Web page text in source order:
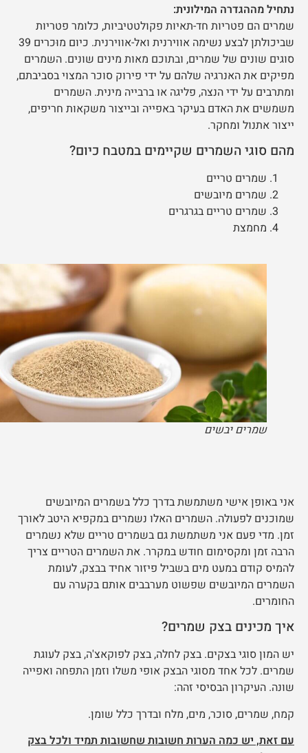
נתחיל מההגדרה המילונית:
שמרים הם פטריות חד-תאיות פקולטטיביות, כלומר פטריות
שביכולתן לבצע נשימה אווירנית ואל-אווירנית. כיום מוּכרים 39
סוגים שונים של שמרים, ובתוכם מאות מינים שונים. השמרים
מפיקים את האנרגיה שלהם על ידי פירוק סוכר המצוי בסביבתם,
ומתרבים על ידי הנצה, פליגה או ברבייה מינית. השמרים
משמשים את האדם בעיקר באפייה ובייצור משקאות חריפים,
ייצור אתנול ומחקר.
מהם סוגי השמרים שקיימים במטבח כיום?
שמרים טריים
שמרים מיובשים
שמרים טריים בגרגרים
מחמצת
שמרים יבשים
אני באופן אישי משתמשת בדרך כלל בשמרים המיובשים
שמוכנים לפעולה. השמרים האלו נשמרים במקפיא היטב לאורך
זמן. מדי פעם אני משתמשת גם בשמרים טריים שלא נשמרים
הרבה זמן ומקסימום חודש במקרר. את השמרים הטריים צריך
להמיס קודם במעט מים בשביל פיזור אחיד בבצק, לעומת
השמרים המיובשים שפשוט מערבבים אותם בקערה עם
החומרים.
איך מכינים בצק שמרים?
יש המון סוגי בצקים. בצק לחלה, בצק לפוקאצ'ה, בצק לעוגת
שמרים. לכל אחד מסוגי הבצק אופי משלו וזמן התפחה ואפייה
שונה. העיקרון הבסיסי זהה:
קמח, שמרים, סוכר, מים, מלח ובדרך כלל שומן.
עם זאת, יש כמה הערות חשובות שחשובות תמיד ולכל בצק